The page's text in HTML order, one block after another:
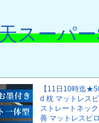
スーパ
【11日10時迄
d 枕 マットレス
ストレートネッ
善 マットレスピ